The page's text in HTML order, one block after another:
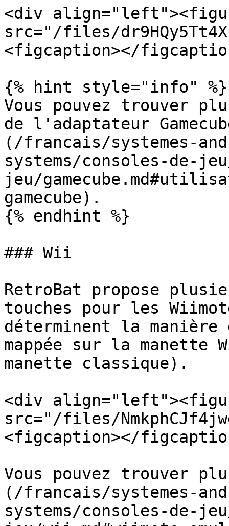
<div
src="/files/
<figcaption></
{% hint style="info" %}
Vous pouvez trouver
de l'adaptateur
(/francais/systemes-
systems/consoles-de-
jeu/
gamecube).
{% endhint %}
### Wii
RetroBat propose
touches pour les
déterminent la
mappée sur la
manette classique).
<div
src="/files/
<figcaption></
Vous pouvez trouver
(/francais/systemes-
systems/consoles-de-